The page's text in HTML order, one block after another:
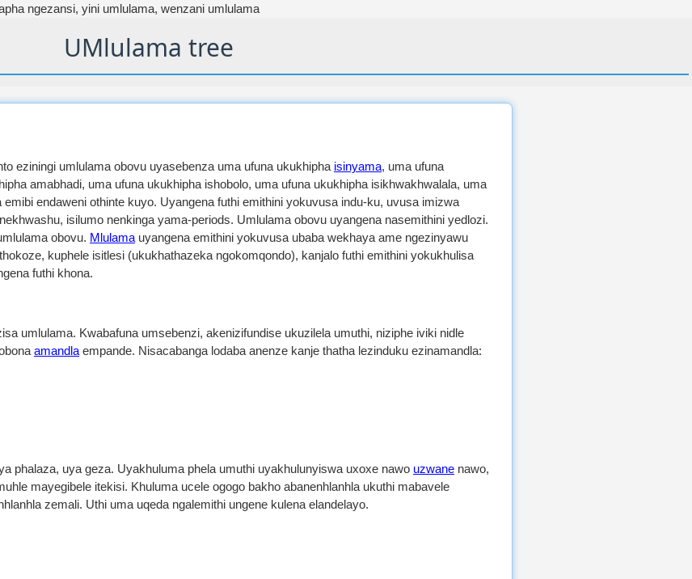
ngezansi, yini umlulama, wenzani umlulama
UMlulama tree
eziningi umlulama obovu uyasebenza uma ufuna ukukhipha isinyama, uma ufuna
amabhadi, uma ufuna ukukhipha ishobolo, uma ufuna ukukhipha isikhwakhwalala, uma
endaweni othinte kuyo. Uyangena futhi emithini yokuvusa indu-ku, uvusa imizwa
isilumo nenkinga yama-periods. Umlulama obovu uyangena nasemithini yedlozi.
obovu. Mlulama uyangena emithini yokuvusa ubaba wekhaya ame ngezinyawu
kuphele isitlesi (ukukhathazeka ngokomqondo), kanjalo futhi emithini yokukhulisa
futhi khona.
umlulama. Kwabafuna umsebenzi, akenizifundise ukuzilela umuthi, niziphe iviki nidle
amandla empande. Nisacabanga lodaba anenze kanje thatha lezinduku ezinamandla:
phalaza, uya geza. Uyakhuluma phela umuthi uyakhulunyiswa uxoxe nawo uzwane nawo,
mayegibele itekisi. Khuluma ucele ogogo bakho abanenhlanhla ukuthi mabavele
zemali. Uthi uma uqeda ngalemithi ungene kulena elandelayo.